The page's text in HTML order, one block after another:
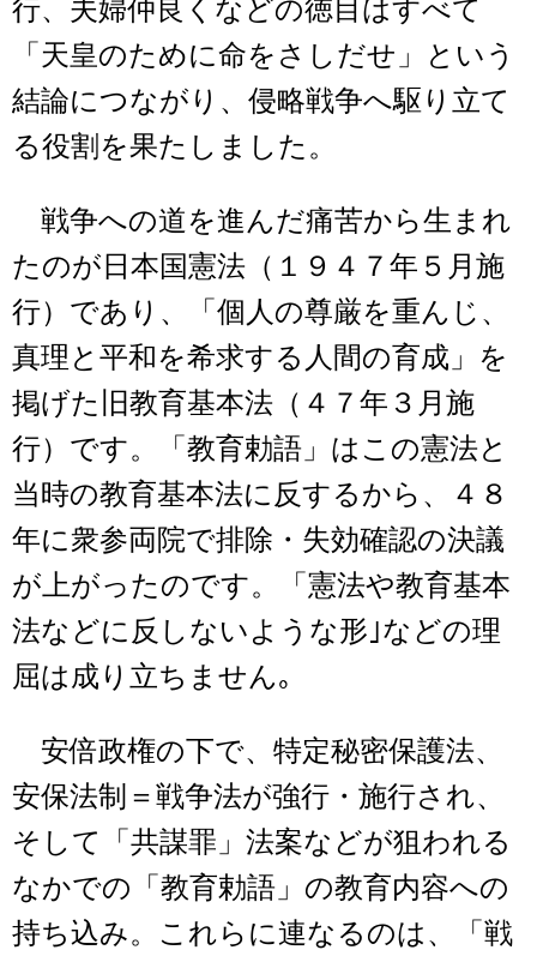
行、夫婦仲良くなどの徳目はすべて
「天皇のために命をさしだせ」という
結論につながり、侵略戦争へ駆り立て
る役割を果たしました。
戦争への道を進んだ痛苦から生まれ
たのが日本国憲法（１９４７年５月施
行）であり、「個人の尊厳を重んじ、
真理と平和を希求する人間の育成」を
掲げた旧教育基本法（４７年３月施
行）です。「教育勅語」はこの憲法と
当時の教育基本法に反するから、４８
年に衆参両院で排除・失効確認の決議
が上がったのです。「憲法や教育基本
法などに反しないような形｣などの理
屈は成り立ちません｡
安倍政権の下で、特定秘密保護法、
安保法制＝戦争法が強行・施行され、
そして「共謀罪」法案などが狙われる
なかでの「教育勅語」の教育内容への
持ち込み。これらに連なるのは、「戦